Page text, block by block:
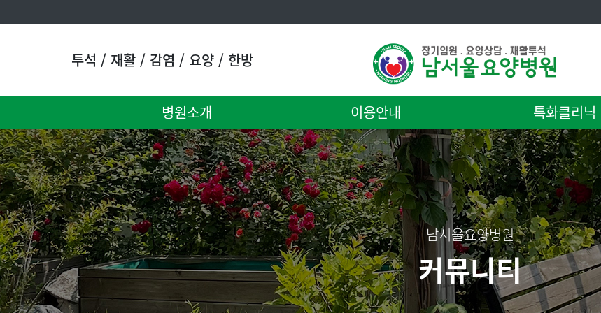
투석 / 재활 / 감염 / 요양 / 한방
병원소개 이용안내 특화클리닉
남서울요양병원
커뮤니티